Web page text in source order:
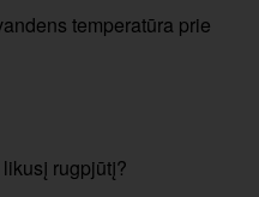
temperatūra prie
rugpjūtį?